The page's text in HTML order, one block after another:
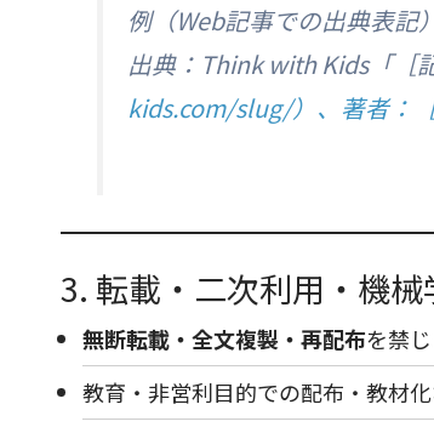
例（Web記事での出典表記）
出典：Think with Kids「［
kids.com/slug/）、著者：
3. 転載・二次利用・機
無断転載・全文複製・再配布を禁
教育・非営利目的での配布・教材化